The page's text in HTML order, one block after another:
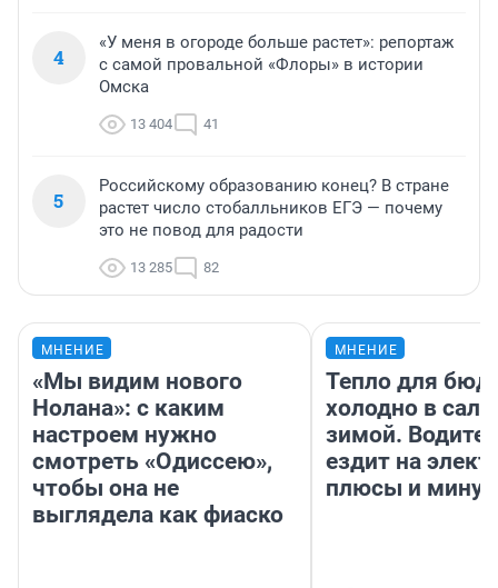
4
«У меня в огороде больше растет»: репортаж
с самой провальной «Флоры» в истории
Омска
13 404 41
5
Российскому образованию конец? В стране
растет число стобалльников ЕГЭ — почему
это не повод для радости
13 285 82
МНЕНИЕ
«Мы видим нового
Нолана»: с каким
настроем нужно
смотреть «Одиссею»,
чтобы она не
выглядела как фиаско
МНЕНИЕ
Тепло для
холодно в
зимой.
ездит на
плюсы и